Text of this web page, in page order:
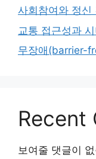
사회참여와 정신
교통 접근성과
무장애(barrier-
Recent
보여줄 댓글이